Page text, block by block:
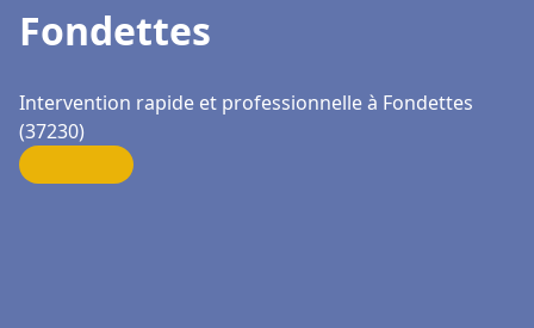
Fondettes
Intervention rapide et professionnelle à Fondettes
(37230)